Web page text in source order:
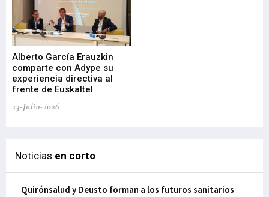
Alberto García Erauzkin
comparte con Adype su
experiencia directiva al
frente de Euskaltel
23-Julio-2026
Noticias en corto
Quirónsalud y Deusto forman a los futuros sanitarios